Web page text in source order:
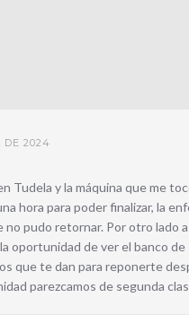
DE 2024
Tudela y la máquina que me
hora para poder finalizar, la
pudo retornar. Por otro lado
oportunidad de ver el banco de
que te dan para reponerte
parezcamos de segunda